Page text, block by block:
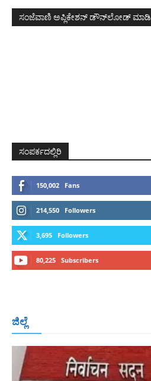
ಸಂಜೆವಾಣಿ ಅಪ್ಲಿಕೇಶನ್ ಡೌನ್‌ಲೋಡ್ ಮಾಡಿ
ಸಂಪರ್ಕದಲ್ಲಿರಿ
150,002 Fans
214,550 Followers
3,695 Followers
80,225 Subscribers
ಜಿಲ್ಲೆ